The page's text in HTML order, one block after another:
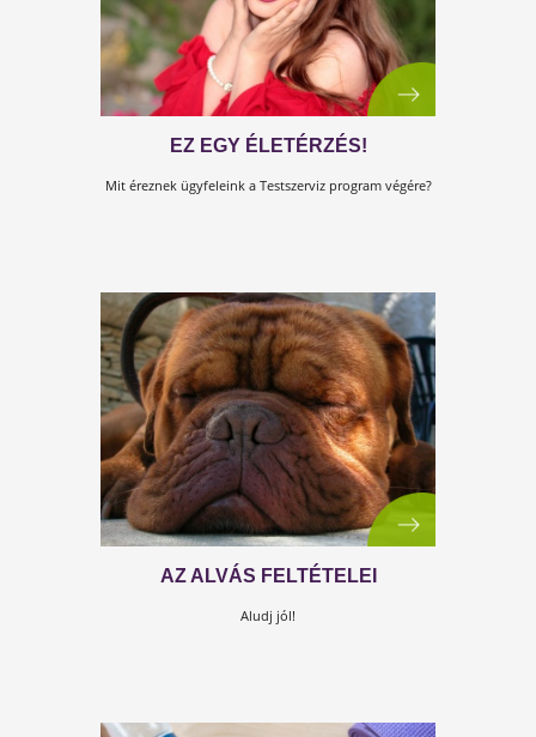
REGENERÁLÓDÁS -
WEBINÁR
Új ingyenes Testszerviz előadás